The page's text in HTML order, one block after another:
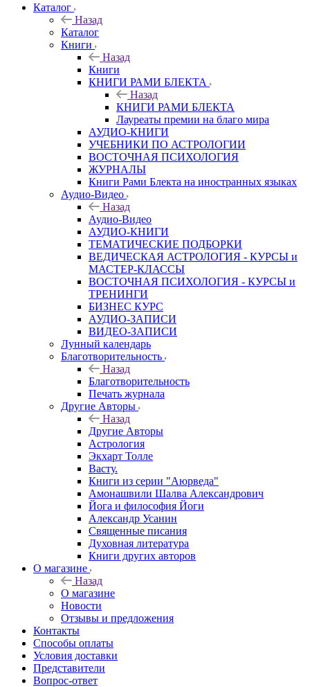
Каталог
Назад
Каталог
Книги
Назад
Книги
КНИГИ РАМИ БЛЕКТА
Назад
КНИГИ РАМИ БЛЕКТА
Лауреаты премии на благо мира
АУДИО-КНИГИ
УЧЕБНИКИ ПО АСТРОЛОГИИ
ВОСТОЧНАЯ ПСИХОЛОГИЯ
ЖУРНАЛЫ
Книги Рами Блекта на иностранных языках
Аудио-Видео
Назад
Аудио-Видео
АУДИО-КНИГИ
ТЕМАТИЧЕСКИЕ ПОДБОРКИ
ВЕДИЧЕСКАЯ АСТРОЛОГИЯ - КУРСЫ и
МАСТЕР-КЛАССЫ
ВОСТОЧНАЯ ПСИХОЛОГИЯ - КУРСЫ и
ТРЕНИНГИ
БИЗНЕС КУРС
АУДИО-ЗАПИСИ
ВИДЕО-ЗАПИСИ
Лунный календарь
Благотворительность
Назад
Благотворительность
Печать журнала
Другие Aвторы
Назад
Другие Aвторы
Астрология
Экхарт Толле
Васту.
Книги из серии "Аюрведа"
Амонашвили Шалва Александрович
Йога и философия Йоги
Александр Усанин
Священные писания
Духовная литература
Книги других авторов
О магазине
Назад
О магазине
Новости
Отзывы и предложения
Контакты
Способы оплаты
Условия доставки
Представители
Вопрос-ответ